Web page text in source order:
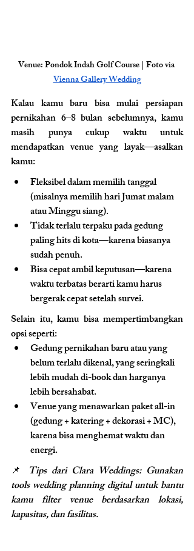
Venue: Pondok Indah Golf Course | Foto via
Vienna Gallery Wedding
Kalau kamu baru bisa mulai persiapan
pernikahan 6–8 bulan sebelumnya, kamu
masih punya cukup waktu untuk
mendapatkan venue yang layak—asalkan
kamu:
Fleksibel dalam memilih tanggal
(misalnya memilih hari Jumat malam
atau Minggu siang).
Tidak terlalu terpaku pada gedung
paling hits di kota—karena biasanya
sudah penuh.
Bisa cepat ambil keputusan—karena
waktu terbatas berarti kamu harus
bergerak cepat setelah survei.
Selain itu, kamu bisa mempertimbangkan
opsi seperti:
Gedung pernikahan baru atau yang
belum terlalu dikenal, yang seringkali
lebih mudah di-book dan harganya
lebih bersahabat.
Venue yang menawarkan paket all-in
(gedung + katering + dekorasi + MC),
karena bisa menghemat waktu dan
energi.
📌 Tips dari Clara Weddings: Gunakan
tools wedding planning digital untuk bantu
kamu filter venue berdasarkan lokasi,
kapasitas, dan fasilitas.